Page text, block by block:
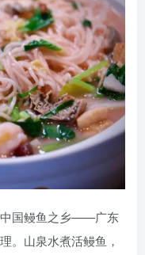
中国鳗鱼之乡——广东
。山泉水煮活鳗鱼，